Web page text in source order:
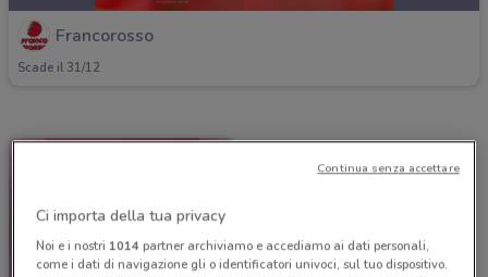
Francorosso
Scade il 31/12
Ci importa della tua privacy
Noi e i nostri 1014partner archiviamo e accediamo ai dati personali,
come i dati di navigazione gli o identificatori univoci, sul tuo dispositivo.
Continua senza accettare